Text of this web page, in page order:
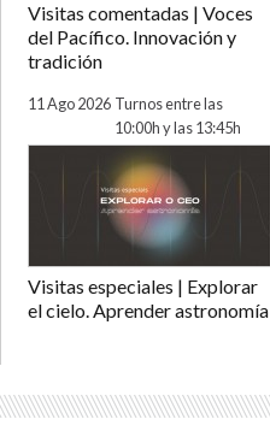
Visitas comentadas | Voces
del Pacífico. Innovación y
tradición
11 Ago 2026 Turnos entre las
10:00h y las 13:45h
Visitas especiales | Explorar
el cielo. Aprender astronomía